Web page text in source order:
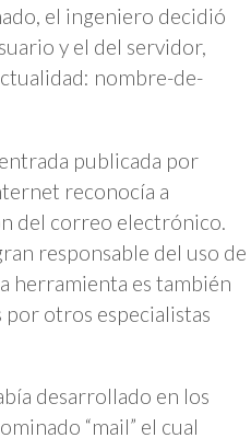
el ingeniero decidió
y el del servidor,
nombre-de-
publicada por
reconocía a
del correo electrónico.
responsable del uso de
herramienta es también
otros especialistas
desarrollado en los
“mail” el cual